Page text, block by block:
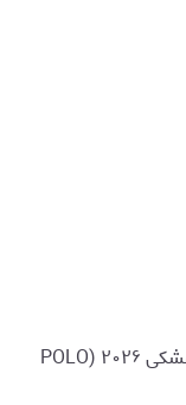
تیشرت مردانه سه اسب پولو رالف لورن مشکی ۲۰۲۶ (POLO